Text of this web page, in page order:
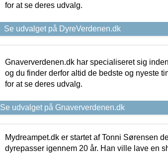
for at se deres udvalg.
Se udvalget på DyreVerdenen.dk
Gnaververdenen.dk har specialiseret sig
og du finder derfor altid de bedste og nyeste
for at se deres udvalg.
Se udvalget på Gnaververdenen.dk
Mydreampet.dk er startet af Tonni Sørensen
dyrepasser igennem 20 år. Han ville lave en